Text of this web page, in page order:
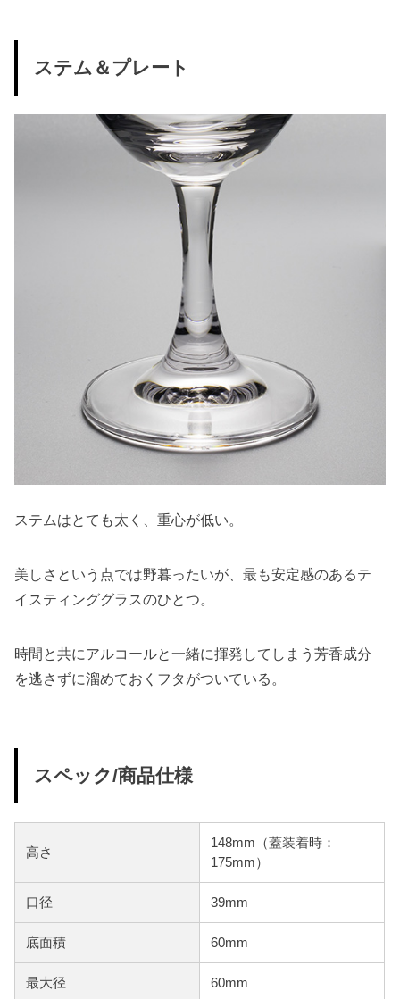
ステム＆プレート
ステムはとても太く、重心が低い。
美しさという点では野暮ったいが、最も安定感のあるテ
イスティンググラスのひとつ。
時間と共にアルコールと一緒に揮発してしまう芳香成分
を逃さずに溜めておくフタがついている。
スペック/商品仕様
高さ
148mm（蓋装着時：
175mm）
口径 39mm
底面積 60mm
最大径 60mm